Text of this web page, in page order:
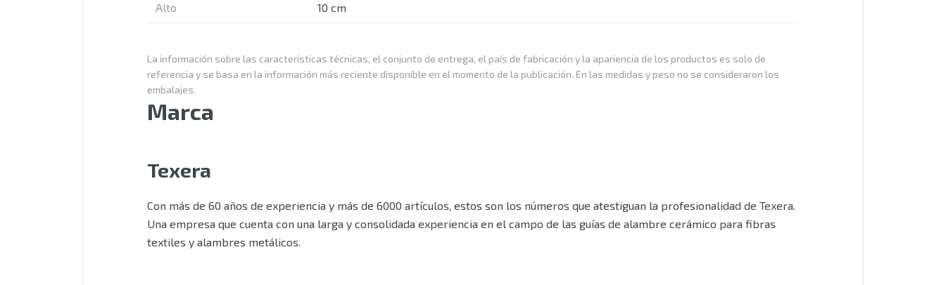
Alto 10 cm
La información sobre las características técnicas, el conjunto de entrega, el país de fabricación y la apariencia de los productos es solo de
referencia y se basa en la información más reciente disponible en el momento de la publicación. En las medidas y peso no se consideraron los
embalajes.
Marca
Texera
Con más de 60 años de experiencia y más de 6000 artículos, estos son los números que atestiguan la profesionalidad de Texera.
Una empresa que cuenta con una larga y consolidada experiencia en el campo de las guías de alambre cerámico para fibras
textiles y alambres metálicos.